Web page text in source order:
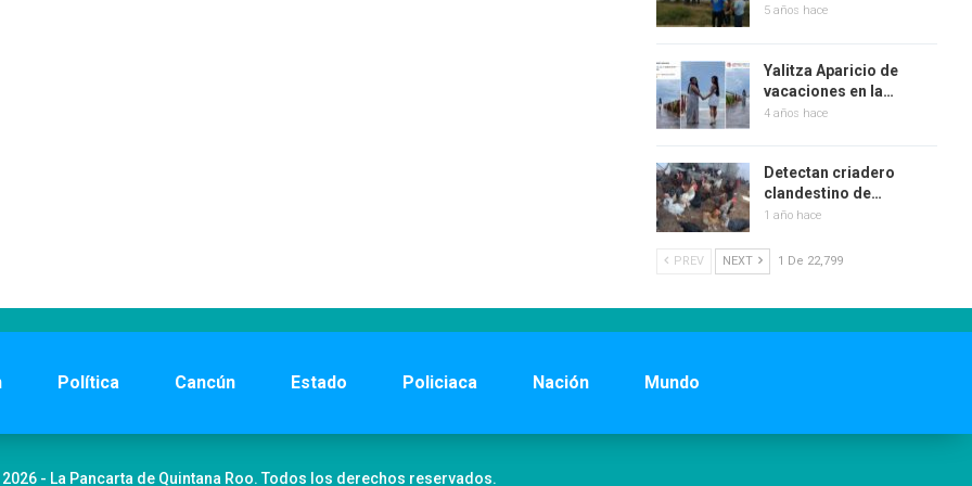
5 años hace
Yalitza Aparicio de
vacaciones en la…
4 años hace
Detectan criadero
clandestino de…
1 año hace
PREV NEXT 1 De 22,799
Política Cancún Estado Policiaca Nación Mundo
- La Pancarta de Quintana Roo. Todos los derechos reservados.